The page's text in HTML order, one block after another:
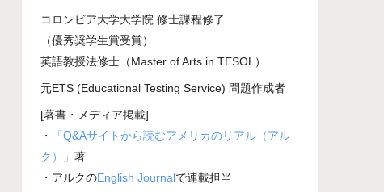
コロンビア大学大学院 修士課程修了
（優秀奨学生賞受賞）
英語教授法修士（Master of Arts in TESOL）
元ETS (Educational Testing Service) 問題作成者
[著書・メディア掲載]
・
「Q&Aサイトから読むアメリカのリアル（アル
ク）」著
・アルクのEnglish Journalで連載担当